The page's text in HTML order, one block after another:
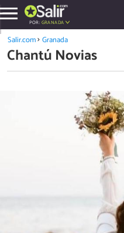
POR: GRANADA
Salir.com Granada
Chantú Novias